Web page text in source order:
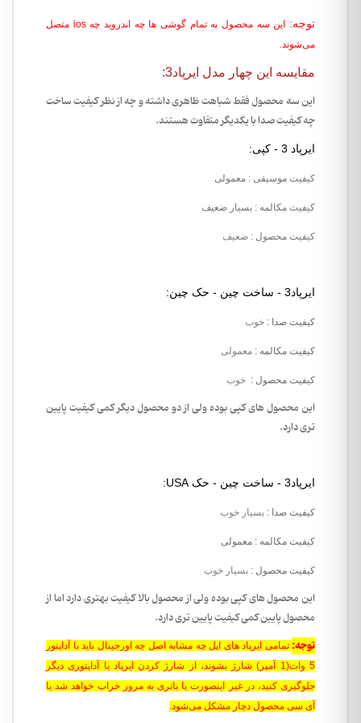
توجه:
این سه محصول به تمام گوشی ها چه اندروید چه ios متصل
می‌شوند.
مقایسه این چهار مدل ایرپاد3:
این سه محصول فقط شباهت ظاهری داشته و چه از نظر کیفیت ساخت
چه کیفیت صدا با یکدیگر متفاوت هستند.
ایرپاد 3 - کپی:
کیفیت موسیقی : معمولی
کیفیت مکالمه : بسیار ضعیف
کیفیت محصول : ضعیف
ایرپاد3 - ساخت چین - حک چین:
کیفیت صدا : خوب
کیفیت مکالمه : معمولی
کیفیت محصول : خوب
این محصول های کپی بوده ولی از دو محصول دیگر کمی کیفیت پایین
تری دارد.
ایرپاد3 - ساخت چین - حک USA:
کیفیت صدا : بسیار خوب
کیفیت مکالمه : معمولی
کیفیت محصول : بسیار خوب
این محصول های کپی بوده ولی از محصول بالا کیفیت بهتری دارد اما از
محصول پایین کمی کیفیت پایین تری دارد.
توجه: تمامی ایرپاد های اپل چه مشابه اصل چه اورجینال باید با آداپتور
5 وات(1 آمپر) شارژ بشوند، از شارژ کردن ایرپاد با آداپتوری دیگر
جلوگیری کنید، در غیر اینصورت یا باتری به مرور خراب خواهد شد یا
آی سی محصول دچار مشکل می‌شود.